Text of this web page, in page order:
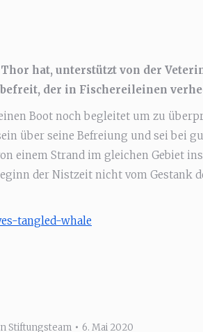
hat, unterstützt von der
der in Fischereileinen
Boot noch begleitet um zu
über seine Befreiung und sei bei
einem Strand im gleichen Gebiet
der Nistzeit nicht vom Gestank
tangled-whale
Stiftungsteam 6. Mai 2020